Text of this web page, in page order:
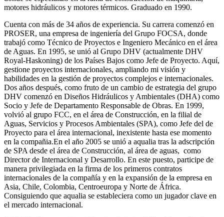
motores hidráulicos y motores térmicos. Graduado en 1990.
Cuenta con más de 34 años de experiencia. Su carrera comenzó en
PROSER, una empresa de ingeniería del Grupo FOCSA, donde
trabajó como Técnico de Proyectos e Ingeniero Mecánico en el área
de Aguas. En 1995, se unió al Grupo DHV (actualmente DHV
Royal-Haskoning) de los Países Bajos como Jefe de Proyecto. Aquí,
gestione proyectos internacionales, ampliando mi visión y
habilidades en la gestión de proyectos complejos e internacionales.
Dos años después, como fruto de un cambio de estrategia del grupo
DHV comenzó en Diseños Hidráulicos y Ambientales (DHA) como
Socio y Jefe de Departamento Responsable de Obras. En 1999,
volvió al grupo FCC, en el área de Construcción, en la filial de
Aguas, Servicios y Procesos Ambientales (SPA), como Jefe del de
Proyecto para el área internacional, inexistente hasta ese momento
en la compañia.En el año 2005 se unió a aqualia tras la adscripción
de SPA desde el área de Construcción, al área de aguas, como
Director de Internacional y Desarrollo. En este puesto, participe de
manera privilegiada en la firma de los primeros contratos
internacionales de la compañía y en la expansión de la empresa en
Asia, Chile, Colombia, Centroeuropa y Norte de África.
Consiguiendo que aqualia se estableciera como un jugador clave en
el mercado internacional.